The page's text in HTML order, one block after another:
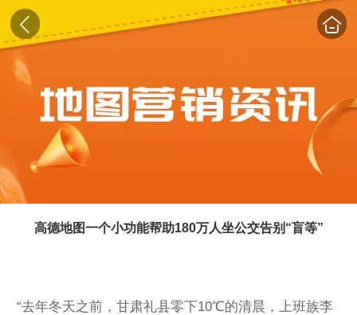
高德地图一个小功能帮助180万人坐公交告别“盲等”
“去年冬天之前，甘肃礼县零下10℃的清晨，上班族李